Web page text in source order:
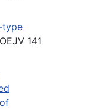
type
141